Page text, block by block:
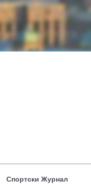
Спортски Журнал